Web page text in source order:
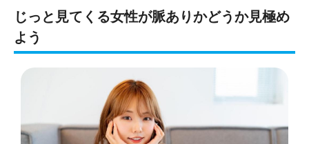
じっと見てくる女性が脈ありかどうか見極め
よう